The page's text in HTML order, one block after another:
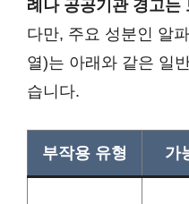
례나 공공기관 경고는
다만, 주요 성분인 알
열)는 아래와 같은 일
습니다.
부작용 유형 가